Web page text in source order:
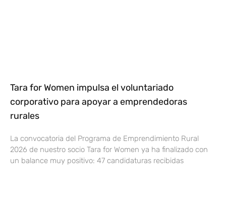
Tara for Women impulsa el voluntariado
corporativo para apoyar a emprendedoras
rurales
La convocatoria del Programa de Emprendimiento Rural
2026 de nuestro socio Tara for Women ya ha finalizado con
un balance muy positivo: 47 candidaturas recibidas